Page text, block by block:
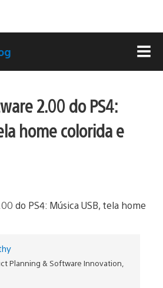
2.00 do PS4:
home colorida e
Planning & Software Innovation,